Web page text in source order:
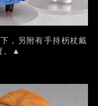
，另附有手持柺杖戴
。▲